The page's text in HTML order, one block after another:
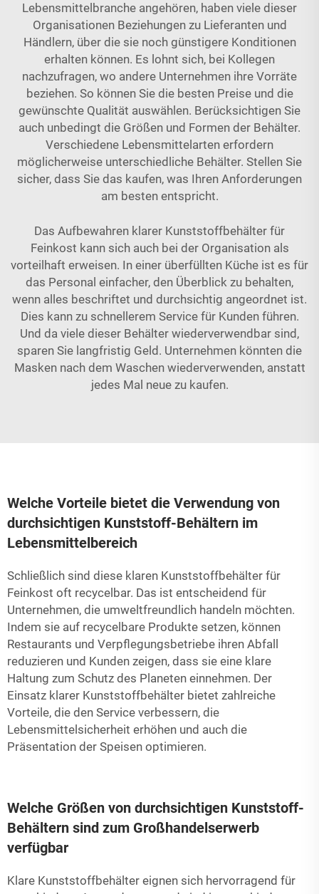
Lebensmittelbranche angehören, haben viele dieser
Organisationen Beziehungen zu Lieferanten und
Händlern, über die sie noch günstigere Konditionen
erhalten können. Es lohnt sich, bei Kollegen
nachzufragen, wo andere Unternehmen ihre Vorräte
beziehen. So können Sie die besten Preise und die
gewünschte Qualität auswählen. Berücksichtigen Sie
auch unbedingt die Größen und Formen der Behälter.
Verschiedene Lebensmittelarten erfordern
möglicherweise unterschiedliche Behälter. Stellen Sie
sicher, dass Sie das kaufen, was Ihren Anforderungen
am besten entspricht.
Das Aufbewahren klarer Kunststoffbehälter für
Feinkost kann sich auch bei der Organisation als
vorteilhaft erweisen. In einer überfüllten Küche ist es für
das Personal einfacher, den Überblick zu behalten,
wenn alles beschriftet und durchsichtig angeordnet ist.
Dies kann zu schnellerem Service für Kunden führen.
Und da viele dieser Behälter wiederverwendbar sind,
sparen Sie langfristig Geld. Unternehmen könnten die
Masken nach dem Waschen wiederverwenden, anstatt
jedes Mal neue zu kaufen.
Welche Vorteile bietet die Verwendung von
durchsichtigen Kunststoff-Behältern im
Lebensmittelbereich
Schließlich sind diese klaren Kunststoffbehälter für
Feinkost oft recycelbar. Das ist entscheidend für
Unternehmen, die umweltfreundlich handeln möchten.
Indem sie auf recycelbare Produkte setzen, können
Restaurants und Verpflegungsbetriebe ihren Abfall
reduzieren und Kunden zeigen, dass sie eine klare
Haltung zum Schutz des Planeten einnehmen. Der
Einsatz klarer Kunststoffbehälter bietet zahlreiche
Vorteile, die den Service verbessern, die
Lebensmittelsicherheit erhöhen und auch die
Präsentation der Speisen optimieren.
Welche Größen von durchsichtigen Kunststoff-
Behältern sind zum Großhandelserwerb
verfügbar
Klare Kunststoffbehälter eignen sich hervorragend für